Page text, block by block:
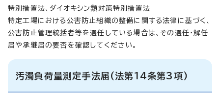
特別措置法、ダイオキシン類対策特別措置法
特定工場における公害防止組織の整備に関する法律に基づく、
公害防止管理統括者等を選任している場合は、その選任・解任
届や承継届の要否を確認してください。
汚濁負荷量測定手法届(法第14条第3項)